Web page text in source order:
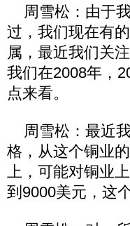
周雪松：由于
过，我们现在有
属，最近我们关
我们在2008年，
点来看。
周雪松：最近
格，从这个铜业
上，可能对铜业
到9000美元，这